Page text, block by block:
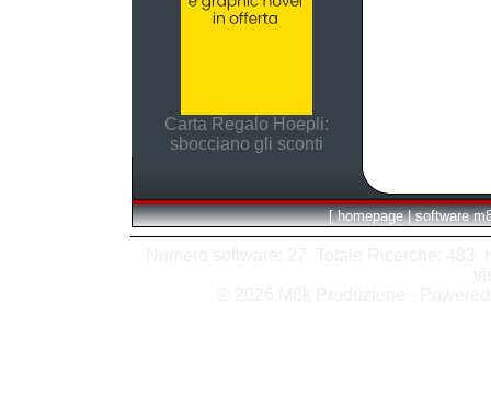
Carta Regalo Hoepli:
sbocciano gli sconti
[ homepage | software